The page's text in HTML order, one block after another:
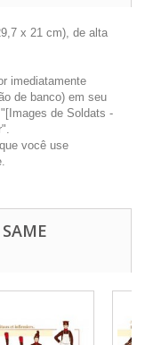
x 21 cm), de alta
imediatamente
de banco) em seu
de Soldats -
você use